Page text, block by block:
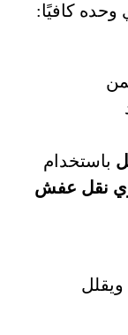
وحده كافيًا:
باستخدام
نقل عفش
ويقلل